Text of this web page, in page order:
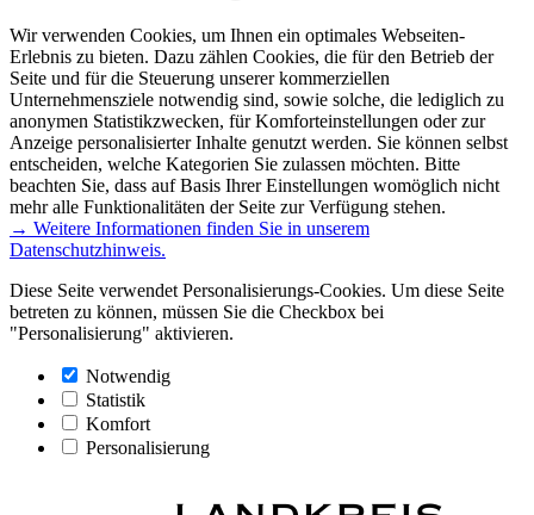
Wir verwenden Cookies, um Ihnen ein optimales Webseiten-
Erlebnis zu bieten. Dazu zählen Cookies, die für den Betrieb der
Seite und für die Steuerung unserer kommerziellen
Unternehmensziele notwendig sind, sowie solche, die lediglich zu
anonymen Statistikzwecken, für Komforteinstellungen oder zur
Anzeige personalisierter Inhalte genutzt werden. Sie können selbst
entscheiden, welche Kategorien Sie zulassen möchten. Bitte
beachten Sie, dass auf Basis Ihrer Einstellungen womöglich nicht
mehr alle Funktionalitäten der Seite zur Verfügung stehen.
→ Weitere Informationen finden Sie in unserem
Datenschutzhinweis.
Diese Seite verwendet Personalisierungs-Cookies. Um diese Seite
betreten zu können, müssen Sie die Checkbox bei
"Personalisierung" aktivieren.
Notwendig
Statistik
Komfort
Personalisierung